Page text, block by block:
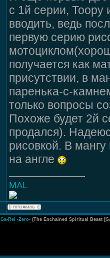
с 1й серии,
вводить, ведь
первую серию
получается как
присутствии, в
паренька-с-
только вопросы
Похоже будет 2й
продался).
рисовкой. В
на англе
MAL
Ga-Rei -Zero- (The Enchained Spiritual Beast